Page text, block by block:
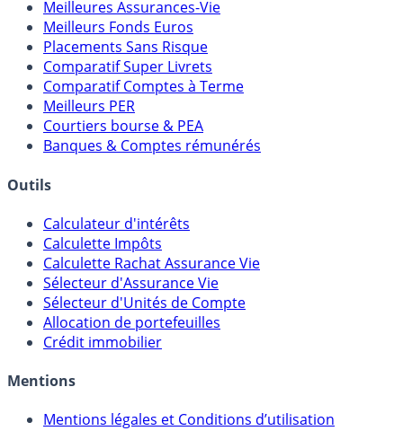
Meilleures Assurances-Vie
Meilleurs Fonds Euros
Placements Sans Risque
Comparatif Super Livrets
Comparatif Comptes à Terme
Meilleurs PER
Courtiers bourse & PEA
Calculateur d'intérêts
Calculette Impôts
Calculette Rachat Assurance Vie
Sélecteur d'Assurance Vie
Sélecteur d'Unités de Compte
Allocation de portefeuilles